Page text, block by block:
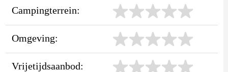
Campingterrein:
Omgeving:
Vrijetijdsaanbod: